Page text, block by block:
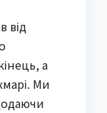
від
а
Ми